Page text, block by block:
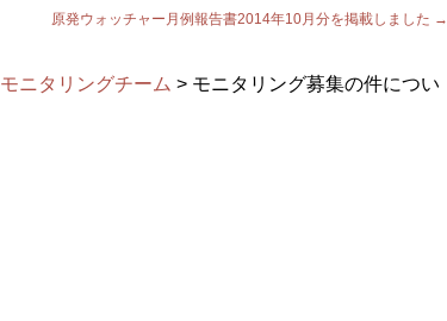
原発ウォッチャー月例報告書2014年10月分を掲載しました →
モニタリングチーム > モニタリング募集の件につい